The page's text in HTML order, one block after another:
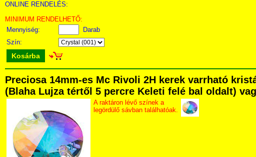
ONLINE RENDELÉS:
MINIMUM RENDELHETŐ:
Mennyiség:
Darab
Szín:
Kosárba
Preciosa 14mm-es Mc Rivoli 2H kerek varrható
(Blaha Lujza tértől 5 percre Keleti felé bal oldalt)
A raktáron lévő színek a
legördülő sávban találhatóak.